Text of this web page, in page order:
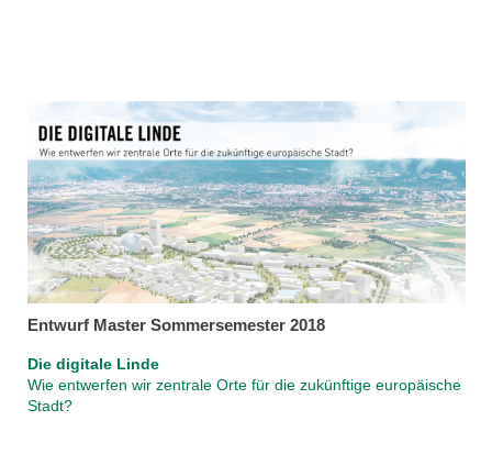
Entwurf Master Sommersemester 2018
Die digitale Linde
Wie entwerfen wir zentrale Orte für die zukünftige europäische
Stadt?